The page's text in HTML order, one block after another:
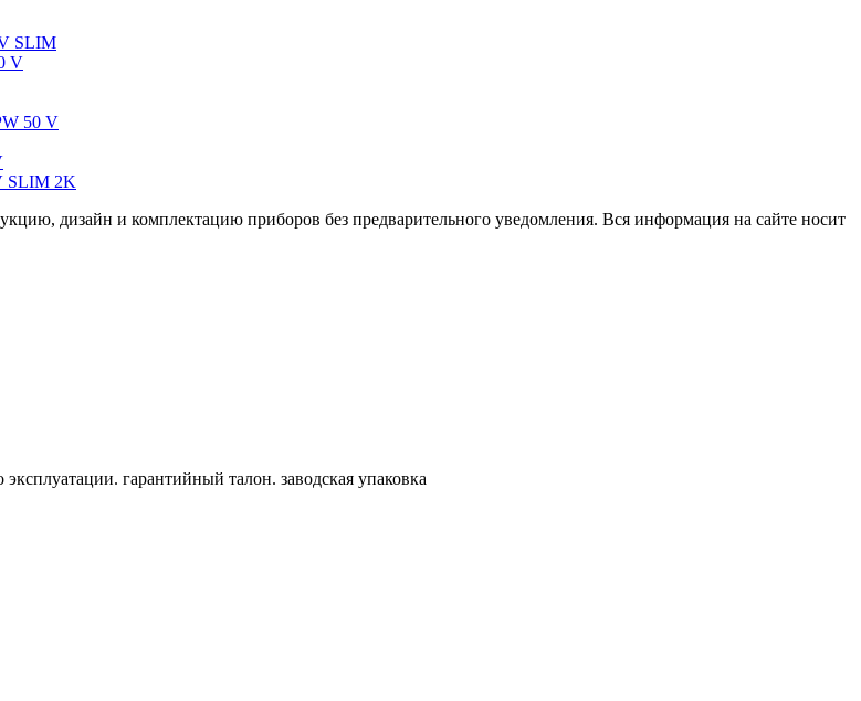
SLIM
V
50 V
SLIM 2K
дизайн и комплектацию приборов без предварительного уведомления. Вся информация на сайте носит
гарантийный талон. заводская упаковка